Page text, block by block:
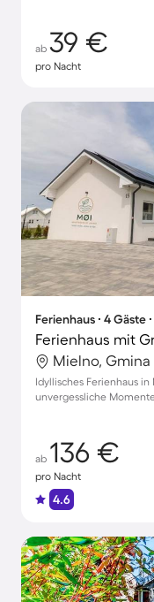
ab 39 €
pro Nacht
Ferienhaus ∙ 4 Gäste
Ferienhaus mit
Mielno,
Idyllisches Ferienhaus
unvergessliche
ab 136 €
pro Nacht
4.6